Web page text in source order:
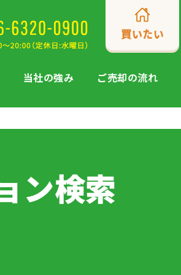
買いたい
当社の強み ご売却の流れ
ン検索